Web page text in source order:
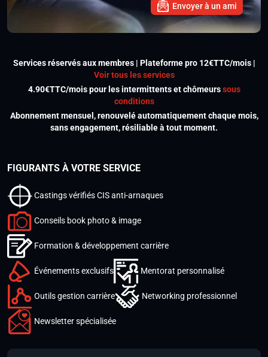
Envoyer à un ami
Services réservés aux membres | Plateforme pro 12€TTC/mois |
Voir tous les services
4.90€TTC/mois pour les intermittents et chômeurssous
conditions
Abonnement mensuel, renouvelé automatiquement chaque mois,
sans engagement, résiliable à tout moment.
FIGURANTS À VOTRE SERVICE
Castings vérifiés CIS anti-arnaques
Conseils book photo & image
Formation & développement carrière
Événements exclusifs Mentorat personnalisé
Outils gestion carrière Networking professionnel
Newsletter spécialisée